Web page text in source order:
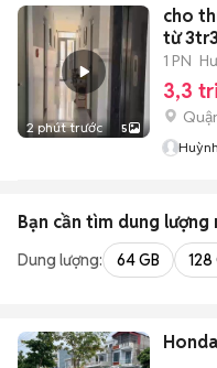
2 phút trước 5
cho
từ 3tr3
1 PN
3,3
Bạn cần tìm dung lượng
Dung lượng: 64 GB 128